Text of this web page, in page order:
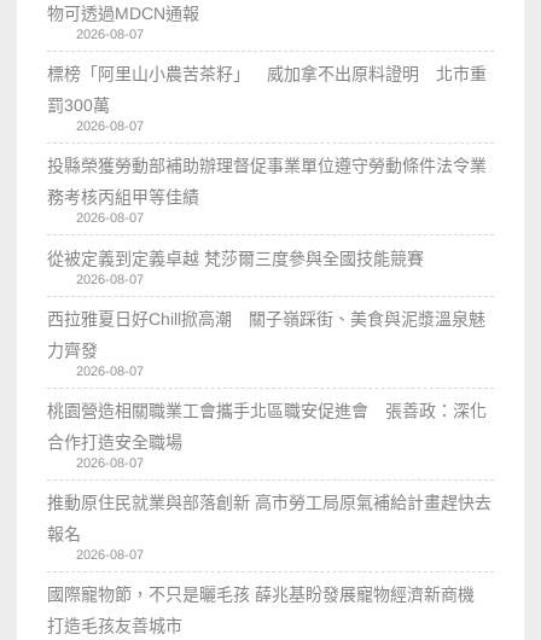
物可透過MDCN通報
2026-08-07
標榜「阿里山小農苦茶籽」 威加拿不出原料證明 北市重
罰300萬
2026-08-07
投縣榮獲勞動部補助辦理督促事業單位遵守勞動條件法令業
務考核丙組甲等佳績
2026-08-07
從被定義到定義卓越 梵莎爾三度參與全國技能競賽
2026-08-07
西拉雅夏日好Chill掀高潮 關子嶺踩街、美食與泥漿溫泉魅
力齊發
2026-08-07
桃園營造相關職業工會攜手北區職安促進會 張善政：深化
合作打造安全職場
2026-08-07
推動原住民就業與部落創新 高市勞工局原氣補給計畫趕快去
報名
2026-08-07
國際寵物節，不只是曬毛孩 薛兆基盼發展寵物經濟新商機
打造毛孩友善城市